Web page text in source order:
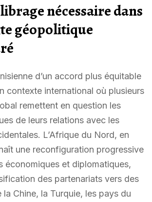
nécessaire dans
géopolitique
d’un accord plus équitable
contexte international où plusieurs
remettent en question les
de leurs relations avec les
L’Afrique du Nord, en
une reconfiguration progressive
économiques et diplomatiques,
des partenariats vers des
la Chine, la Turquie, les pays du